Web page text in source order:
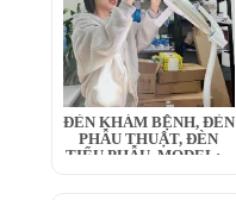
ĐÈN KHÁM BỆNH, ĐÈN
PHẪU THUẬT, ĐÈN
TIỂU PHẪU, MODEL:...